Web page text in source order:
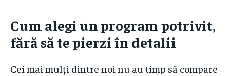
Cum alegi un program potrivit,
fără să te pierzi în detalii
Cei mai mulți dintre noi nu au timp să compare